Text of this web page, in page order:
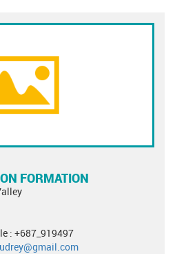
FORMATION
: +687_919497